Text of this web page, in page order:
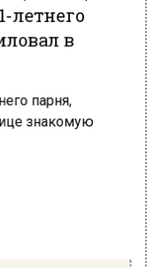
летнего
в